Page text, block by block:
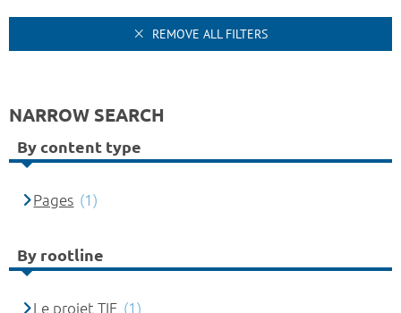
REMOVE ALL FILTERS
NARROW SEARCH
By content type
Pages (1)
By rootline
Le projet TIE (1)